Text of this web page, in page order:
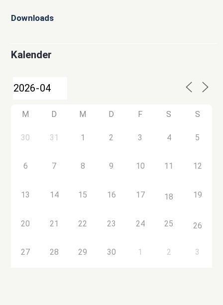
Downloads
Kalender
M D M D F S S
30 31 1 2 3 4 5
6 7 8 9 10 11 12
13 14 15 16 17 18 19
20 21 22 23 24 25 26
27 28 29 30 1 2 3